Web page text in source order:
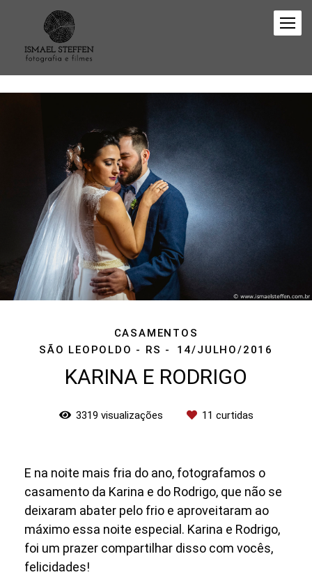
CASAMENTOS
SÃO LEOPOLDO - RS
14/JULHO/2016
KARINA E RODRIGO
3319 visualizações 11 curtidas
E na noite mais fria do ano, fotografamos o
casamento da Karina e do Rodrigo, que não se
deixaram abater pelo frio e aproveitaram ao
máximo essa noite especial. Karina e Rodrigo,
foi um prazer compartilhar disso com vocês,
felicidades!